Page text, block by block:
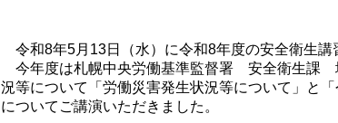
令和8年5月13日（水）に令和8年度の安全衛生講
今年度は札幌中央労働基準監督署 安全衛生課
況等について「労働災害発生状況等について」と
についてご講演いただきました。